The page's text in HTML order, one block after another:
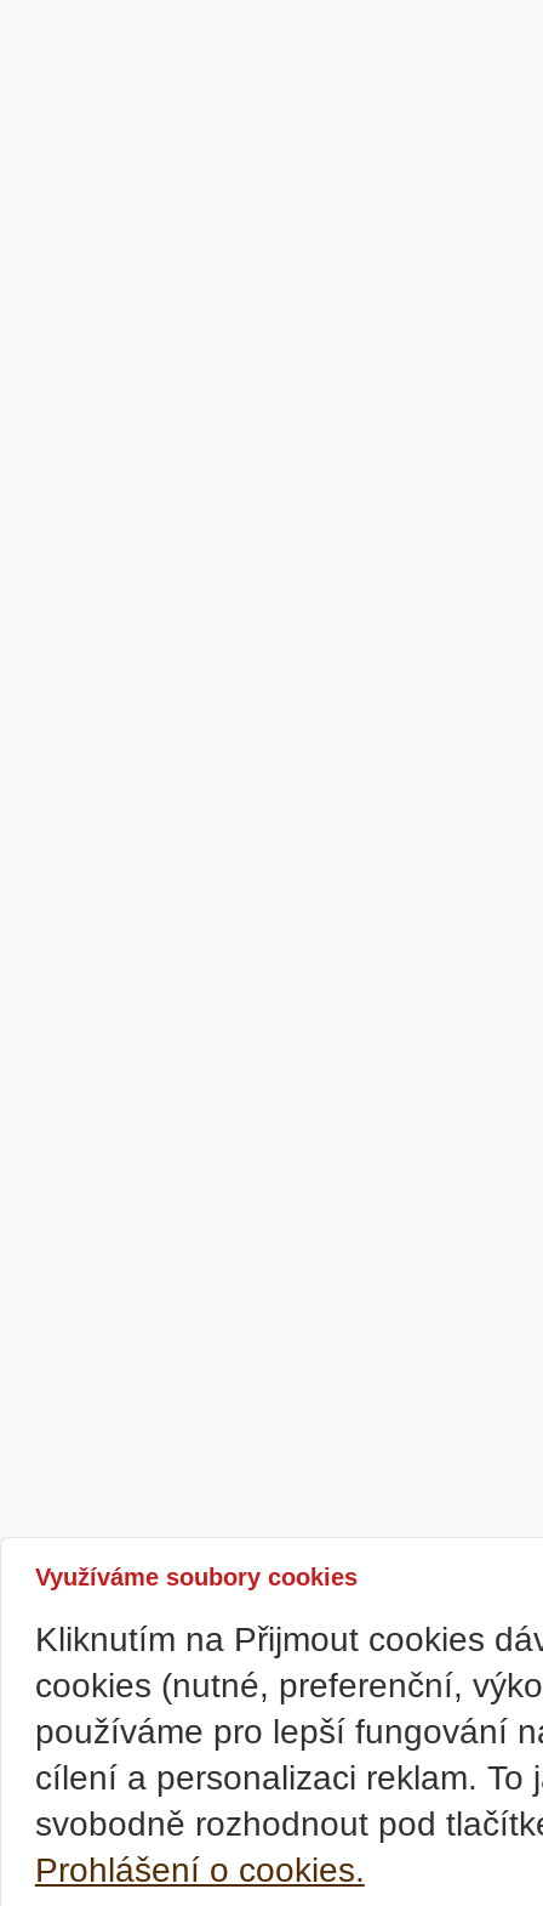
Využíváme soubory cookies
Kliknutím na Přijmout cookies
cookies (nutné, preferenční,
používáme pro lepší fungování
cílení a personalizaci reklam. To
svobodně rozhodnout pod
Prohlášení o cookies.